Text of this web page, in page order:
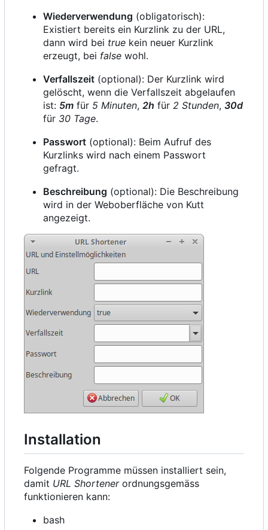
Wiederverwendung (obligatorisch):
Existiert bereits ein Kurzlink zu der URL,
dann wird bei true kein neuer Kurzlink
erzeugt, bei false wohl.
Verfallszeit (optional): Der Kurzlink wird
gelöscht, wenn die Verfallszeit abgelaufen
ist: 5m für 5 Minuten, 2h für 2 Stunden, 30d
für 30 Tage.
Passwort (optional): Beim Aufruf des
Kurzlinks wird nach einem Passwort
gefragt.
Beschreibung (optional): Die Beschreibung
wird in der Weboberfläche von Kutt
angezeigt.
Installation
Folgende Programme müssen installiert sein,
damit URL Shortenerordnungsgemäss
funktionieren kann:
bash